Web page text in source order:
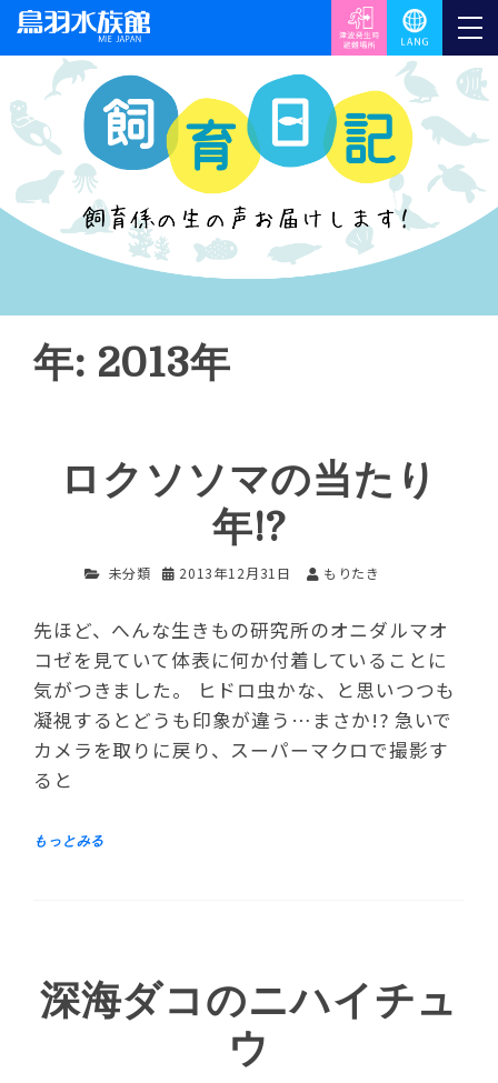
年: 2013年
ロクソソマの当たり
年!?
未分類 2013年12月31日 もりたき
先ほど、へんな生きもの研究所のオニダルマオ
コゼを見ていて体表に何か付着していることに
気がつきました。 ヒドロ虫かな、と思いつつも
凝視するとどうも印象が違う…まさか!? 急いで
カメラを取りに戻り、スーパーマクロで撮影す
ると
深海ダコのニハイチュ
ウ